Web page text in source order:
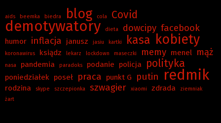
aids beemka biedra blog cola Covid
demotywatory dieta dowcipy facebook
humor inflacja janusz jasiu kartki kasa kobiety
koronawirus ksiądz lekarz lockdown maseczki memy menel mąż
nasa pandemia paradoks podanie policja polityka
poniedziałek poseł praca punkt G putin redmik
rodzina skype szczepionka szwagier xiaomi zdrada
ziemniak
żart